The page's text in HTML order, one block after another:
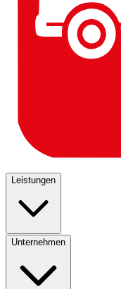
Leistungen
Unternehmen